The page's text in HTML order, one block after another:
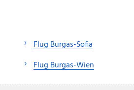
Flug Burgas-Sofia
Flug Burgas-Wien